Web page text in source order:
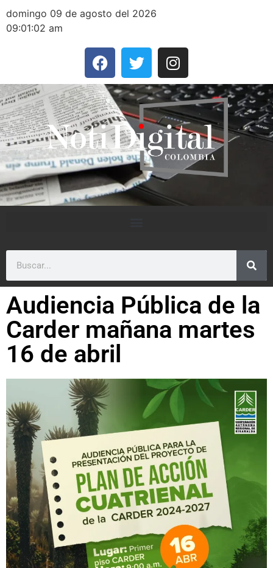
domingo 09 de agosto del 2026
09:01:02 am
Audiencia Pública de la
Carder mañana martes
16 de abril